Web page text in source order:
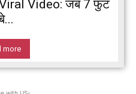
Video: जब 7 फुट
more